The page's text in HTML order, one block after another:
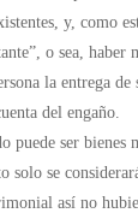
y, como
o sea, haber
la entrega de
del engaño.
puede ser bienes
se
así no